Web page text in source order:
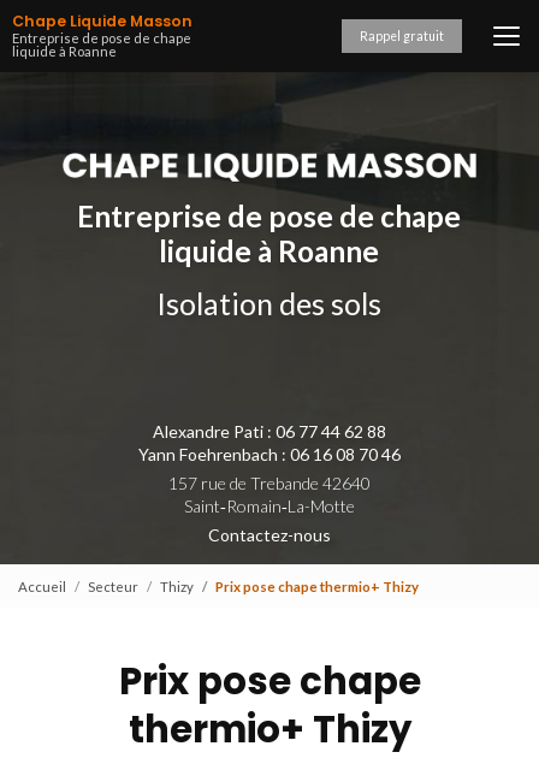
Aller
au
contenu
Chape Liquide Masson
Entreprise de pose de chape
liquide à Roanne
Rappel gratuit
Entreprise de pose de chape
liquide à Roanne
Isolation des sols
Alexandre Pati : 06 77 44 62 88
Yann Foehrenbach : 06 16 08 70 46
157 rue de Trebande 42640
Saint‑Romain‑La-Motte
Contactez-nous
Accueil Secteur Thizy Prix pose chape thermio+ Thizy
Prix pose chape
thermio+ Thizy